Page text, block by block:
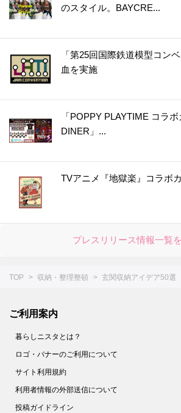
のスタイル。BAYCRE...
「第25回国際鉄道模型コン
血を実施
「POPPY PLAYTIME コラ
DINER」...
TVアニメ『地獄楽』コラボ
プレスリリース情報一覧
TOP 収納・整理整頓 玄関収納アイデア50選
ご利用案内
暮らしニスタとは？
ロゴ・バナーのご利用について
サイト利用規約
利用者情報の外部送信について
投稿ガイドライン